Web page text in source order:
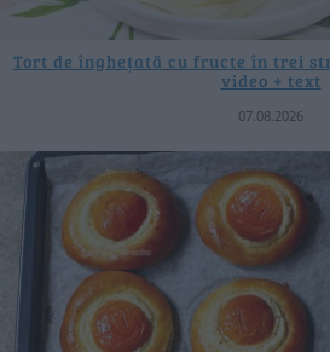
Tort de înghețată cu fructe în trei
video + text
07.08.2026